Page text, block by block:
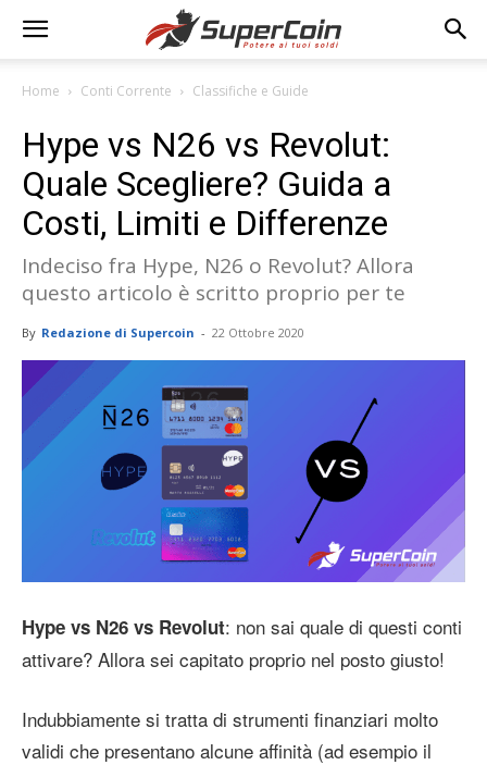
Home Conti Corrente Classifiche e Guide
Hype vs N26 vs Revolut:
Quale Scegliere? Guida a
Costi, Limiti e Differenze
Indeciso fra Hype, N26 o Revolut? Allora
questo articolo è scritto proprio per te
By Redazione di Supercoin - 22 Ottobre 2020
Hype vs N26 vs Revolut: non sai quale di questi conti
attivare? Allora sei capitato proprio nel posto giusto!
Indubbiamente si tratta di strumenti finanziari molto
validi che presentano alcune affinità (ad esempio il